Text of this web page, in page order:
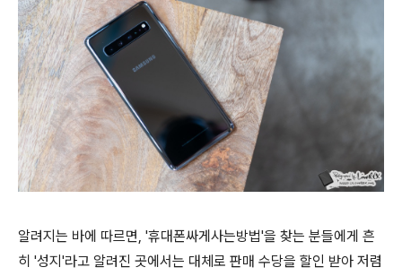
알려지는 바에 따르면, '휴대폰싸게사는방법'을 찾는 분들에게 흔
히 '성지'라고 알려진 곳에서는 대체로 판매 수당을 할인 받아 저렴